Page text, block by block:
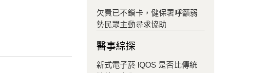
欠費已不鎖卡，健保署呼籲弱
勢民眾主動尋求協助
醫事綜探
新式電子菸 IQOS 是否比傳統